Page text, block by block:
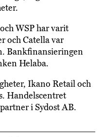
WSP har varit
och Catella var
Bankfinansieringen
Helaba.
Ikano Retail och
Handelscentret
i Sydost AB.